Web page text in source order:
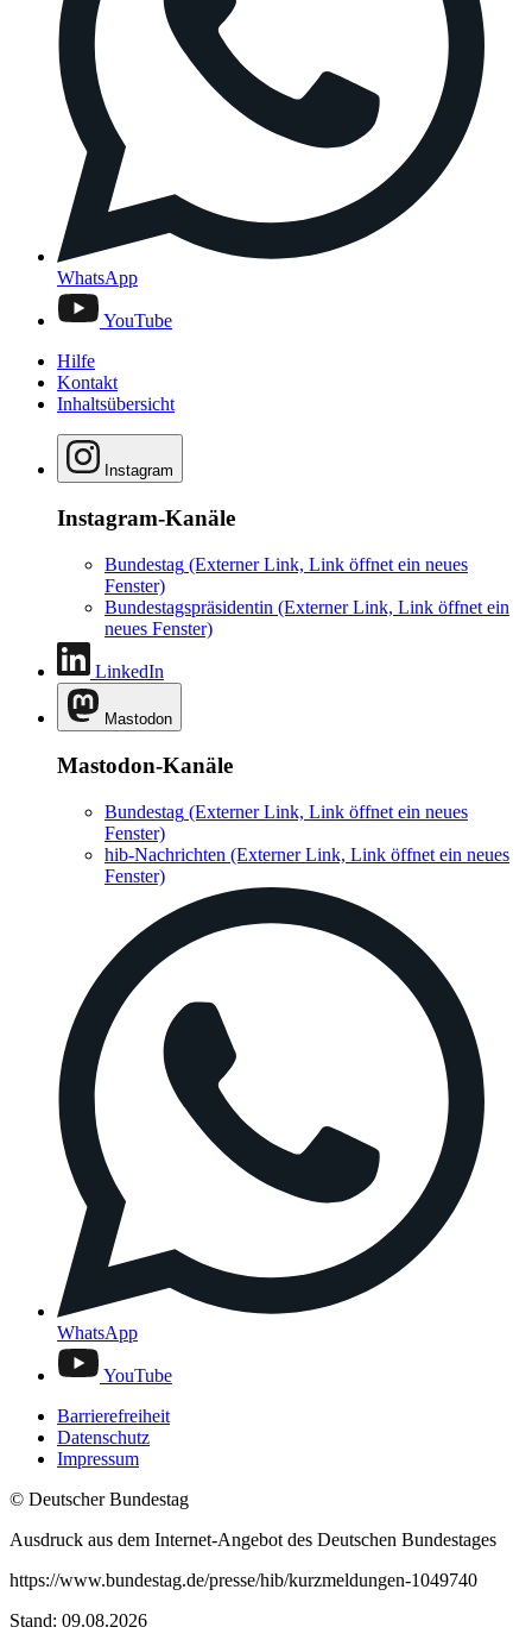
WhatsApp
YouTube
Hilfe
Kontakt
Inhaltsübersicht
Instagram
Instagram-Kanäle
Bundestag (Externer Link, Link öffnet ein neues
Fenster)
Bundestagspräsidentin (Externer Link, Link öffnet ein
neues Fenster)
LinkedIn
Mastodon
Mastodon-Kanäle
Bundestag (Externer Link, Link öffnet ein neues
Fenster)
hib-Nachrichten (Externer Link, Link öffnet ein neues
Fenster)
WhatsApp
YouTube
Barrierefreiheit
Datenschutz
Impressum
© Deutscher Bundestag
Ausdruck aus dem Internet-Angebot des Deutschen Bundestages
https://www.bundestag.de/presse/hib/kurzmeldungen-1049740
Stand: 09.08.2026